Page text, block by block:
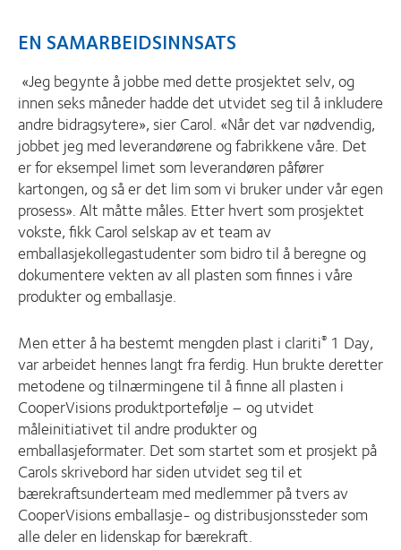
EN SAMARBEIDSINNSATS
«Jeg begynte å jobbe med dette prosjektet selv, og
innen seks måneder hadde det utvidet seg til å inkludere
andre bidragsytere», sier Carol. «Når det var nødvendig,
jobbet jeg med leverandørene og fabrikkene våre. Det
er for eksempel limet som leverandøren påfører
kartongen, og så er det lim som vi bruker under vår egen
prosess». Alt måtte måles. Etter hvert som prosjektet
vokste, fikk Carol selskap av et team av
emballasjekollegastudenter som bidro til å beregne og
dokumentere vekten av all plasten som finnes i våre
produkter og emballasje.
Men etter å ha bestemt mengden plast i clariti® 1 Day,
var arbeidet hennes langt fra ferdig. Hun brukte deretter
metodene og tilnærmingene til å finne all plasten i
CooperVisions produktportefølje – og utvidet
måleinitiativet til andre produkter og
emballasjeformater. Det som startet som et prosjekt på
Carols skrivebord har siden utvidet seg til et
bærekraftsunderteam med medlemmer på tvers av
CooperVisions emballasje- og distribusjonssteder som
alle deler en lidenskap for bærekraft.